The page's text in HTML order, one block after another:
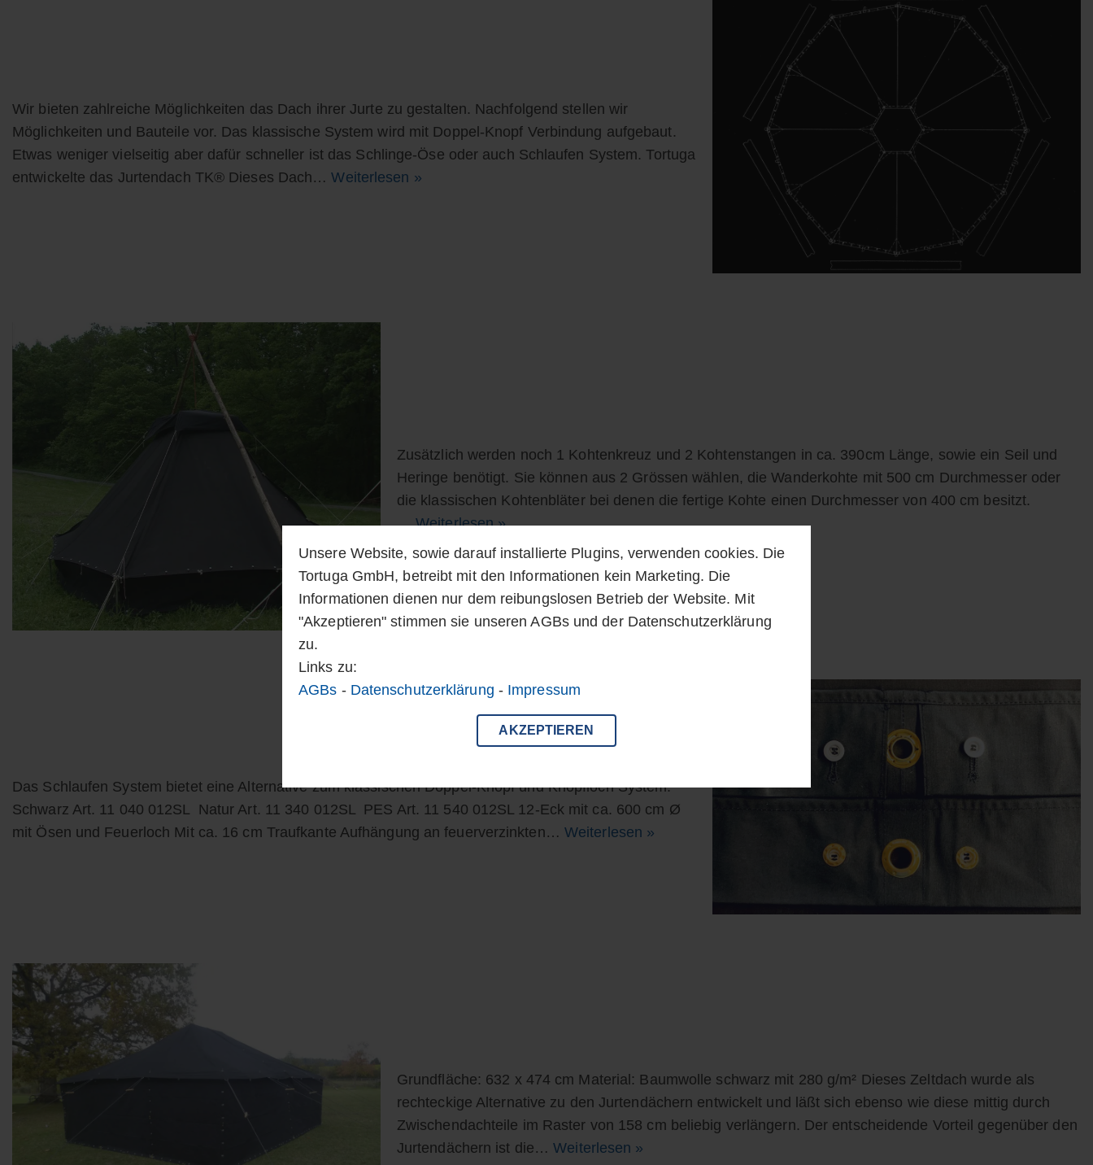
Unsere Website, sowie darauf installierte Plugins, verwenden cookies. Die
Tortuga GmbH, betreibt mit den Informationen kein Marketing. Die
Informationen dienen nur dem reibungslosen Betrieb der Website. Mit
"Akzeptieren" stimmen sie unseren AGBs und der Datenschutzerklärung
zu.
Links zu:
AGBs - Datenschutzerklärung - Impressum
AKZEPTIEREN
Wir bieten zahlreiche Möglichkeiten das Dach ihrer Jurte zu gestalten. Nachfolgend stellen wir
Möglichkeiten und Bauteile vor. Das klassische System wird mit Doppel-Knopf Verbindung aufgebaut.
Etwas weniger vielseitig aber dafür schneller ist das Schlinge-Öse oder auch Schlaufen System. Tortuga
entwickelte das Jurtendach TK® Dieses Dach…Weiterlesen »
Zusätzlich werden noch 1 Kohtenkreuz und 2 Kohtenstangen in ca. 390cm Länge, sowie ein Seil und
Heringe benötigt. Sie können aus 2 Grössen wählen, die Wanderkohte mit 500 cm Durchmesser oder
die klassischen Kohtenbläter bei denen die fertige Kohte einen Durchmesser von 400 cm besitzt.
…Weiterlesen »
Das Schlaufen System bietet eine Alternative zum klassischen Doppel-Knopf und Knopfloch System.
Schwarz Art. 11 040 012SL Natur Art. 11 340 012SL PES Art. 11 540 012SL 12-Eck mit ca. 600 cm Ø
mit Ösen und Feuerloch Mit ca. 16 cm Traufkante Aufhängung an feuerverzinkten… Weiterlesen »
Grundfläche: 632 x 474 cm Material: Baumwolle schwarz mit 280 g/m² Dieses Zeltdach wurde als
rechteckige Alternative zu den Jurtendächern entwickelt und läßt sich ebenso wie diese mittig durch
Zwischendachteile im Raster von 158 cm beliebig verlängern. Der entscheidende Vorteil gegenüber den
Jurtendächern ist die…Weiterlesen »